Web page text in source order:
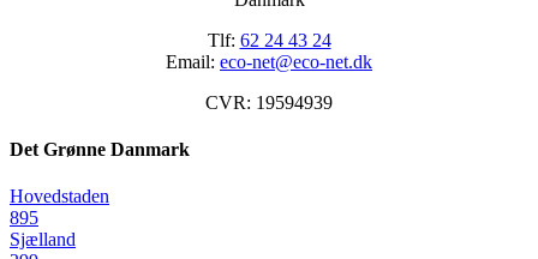
Tlf: 62 24 43 24
Email: eco-net@eco-net.dk
CVR: 19594939
Det Grønne Danmark
Hovedstaden
895
Sjælland